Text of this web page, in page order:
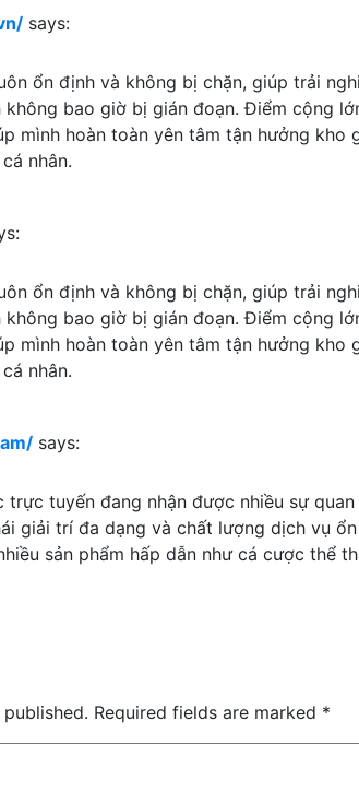
says:
ổn định và không bị chặn, giúp trải
không bao giờ bị gián đoạn. Điểm cộng
mình hoàn toàn yên tâm tận hưởng kho
nhân.
ổn định và không bị chặn, giúp trải
không bao giờ bị gián đoạn. Điểm cộng
mình hoàn toàn yên tâm tận hưởng kho
nhân.
says:
trực tuyến đang nhận được nhiều sự
giải trí đa dạng và chất lượng dịch vụ
sản phẩm hấp dẫn như cá cược thể
Required fields are marked *